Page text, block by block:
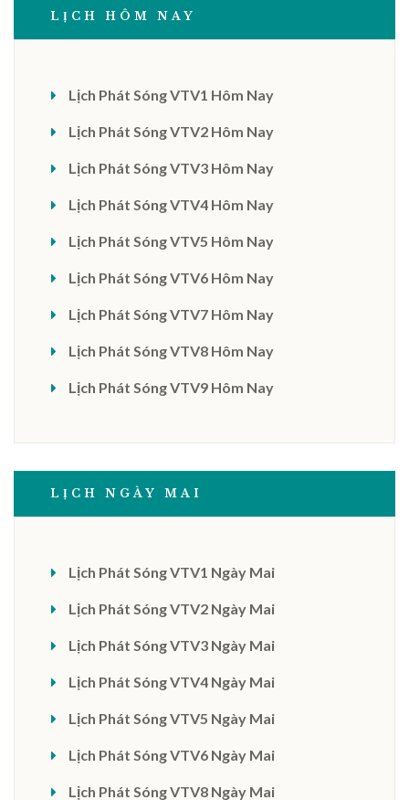
LỊCH HÔM NAY
Lịch Phát Sóng VTV1 Hôm Nay
Lịch Phát Sóng VTV2 Hôm Nay
Lịch Phát Sóng VTV3 Hôm Nay
Lịch Phát Sóng VTV4 Hôm Nay
Lịch Phát Sóng VTV5 Hôm Nay
Lịch Phát Sóng VTV6 Hôm Nay
Lịch Phát Sóng VTV7 Hôm Nay
Lịch Phát Sóng VTV8 Hôm Nay
Lịch Phát Sóng VTV9 Hôm Nay
LỊCH NGÀY MAI
Lịch Phát Sóng VTV1 Ngày Mai
Lịch Phát Sóng VTV2 Ngày Mai
Lịch Phát Sóng VTV3 Ngày Mai
Lịch Phát Sóng VTV4 Ngày Mai
Lịch Phát Sóng VTV5 Ngày Mai
Lịch Phát Sóng VTV6 Ngày Mai
Lịch Phát Sóng VTV8 Ngày Mai